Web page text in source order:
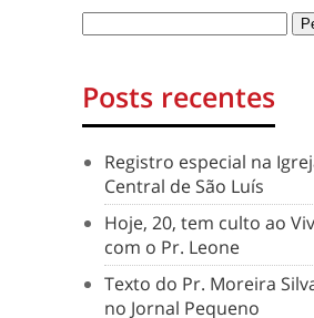
Posts recentes
Registro especial na
Central de São Luís
Hoje, 20, tem culto ao
com o Pr. Leone
Texto do Pr. Moreira
no Jornal Pequeno